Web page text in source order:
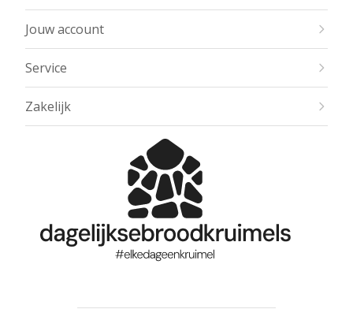
Jouw account
Service
Zakelijk